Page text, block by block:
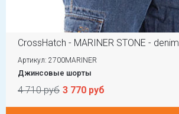
CrossHatch - MARINER STONE - denim
Артикул: 2700MARINER
Джинсовые шорты
4 710 руб 3 770 руб